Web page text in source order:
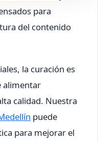
para
del contenido
la curación es
alimentar
calidad. Nuestra
puede
para mejorar el